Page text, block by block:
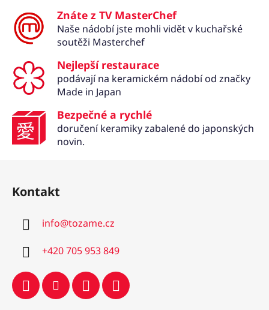
c
í
p
v
k
v
ý
p
Znáte z TV MasterChef
Naše nádobí jste mohli vidět v kuchařské
soutěži Masterchef
Nejlepší restaurace
podávají na keramickém nádobí od značky
Made in Japan
Bezpečné a rychlé
doručení keramiky zabalené do japonských
novin.
Kontakt
info@tozame.cz
+420 705 953 849